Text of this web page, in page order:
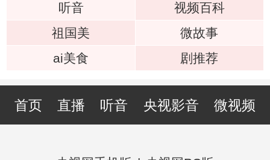
听音
视频百科
祖国美
微故事
ai美食
剧推荐
首页 直播 听音 央视影音 微视频